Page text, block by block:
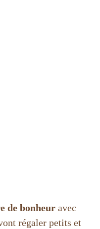
de bonheur avec
régaler petits et